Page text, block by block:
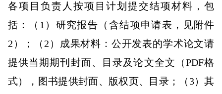
各项目负责人按项目计划提交结项材料，包
括：（1）研究报告（含结项申请表，见附件
2）；（2）成果材料：公开发表的学术论文请
提供当期期刊封面、目录及论文全文（PDF格
式），图书提供封面、版权页、目录；（3）其